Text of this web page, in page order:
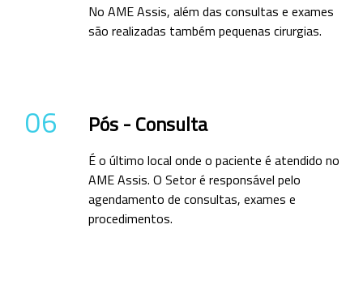
No AME Assis, além das consultas e exames
são realizadas também pequenas cirurgias.
06 Pós - Consulta
É o último local onde o paciente é atendido no
AME Assis. O Setor é responsável pelo
agendamento de consultas, exames e
procedimentos.